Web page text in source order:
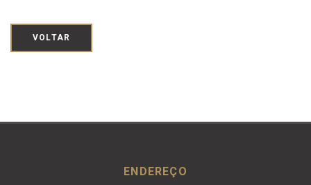
VOLTAR
ENDEREÇO